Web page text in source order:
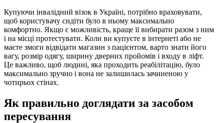
Купуючи інвалідний візок в Україні, потрібно враховувати,
щоб користувачу сидіти було в ньому максимально
комфортно. Якщо є можливість, краще її вибирати разом з ним
і на місці протестувати. Коли ви купуєте в інтернеті або не
маєте змоги відвідати магазин з пацієнтом, варто знати його
вагу, розмір одягу, ширину дверних пройомів і входу в ліфт.
Це важливо, щоб людині, яка проходить реабілітацію, було
максимально зручно і вона не залишилась зачиненою у
чотирьох стінах.
Як правильно доглядати за засобом
пересування